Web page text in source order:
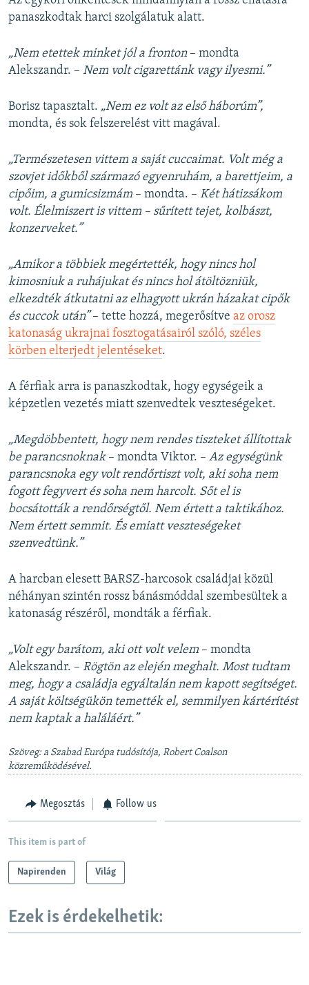
panaszkodtak harci szolgálatuk alatt.
„Nem etettek minket jól a fronton– mondta
Alekszandr. – Nem volt cigarettánk vagy ilyesmi.”
Borisz tapasztalt. „Nem ez volt az első háborúm”,
mondta, és sok felszerelést vitt magával.
„Természetesen vittem a saját cuccaimat. Volt még a
szovjet időkből származó egyenruhám, a barettjeim, a
cipőim, a gumicsizmám – mondta. – Két hátizsákom
volt. Élelmiszert is vittem – sűrített tejet, kolbászt,
konzerveket.”
„Amikor a többiek megértették, hogy nincs hol
kimosniuk a ruhájukat és nincs hol átöltözniük,
elkezdték átkutatni az elhagyott ukrán házakat cipők
és cuccok után”– tette hozzá, megerősítve az orosz
katonaság ukrajnai fosztogatásairól szóló, széles
körben elterjedt jelentéseket.
A férfiak arra is panaszkodtak, hogy egységeik a
képzetlen vezetés miatt szenvedtek veszteségeket.
„Megdöbbentett, hogy nem rendes tiszteket állítottak
be parancsnoknak– mondta Viktor. – Az egységünk
parancsnoka egy volt rendőrtiszt volt, aki soha nem
fogott fegyvert és soha nem harcolt. Sőt el is
bocsátották a rendőrségtől. Nem értett a taktikához.
Nem értett semmit. És emiatt veszteségeket
szenvedtünk.”
A harcban elesett BARSZ-harcosok családjai közül
néhányan szintén rossz bánásmóddal szembesültek a
katonaság részéről, mondták a férfiak.
„Volt egy barátom, aki ott volt velem – mondta
Alekszandr. – Rögtön az elején meghalt. Most tudtam
meg, hogy a családja egyáltalán nem kapott segítséget.
A saját költségükön temették el, semmilyen kártérítést
nem kaptak a haláláért.”
Szöveg: a Szabad Európa tudósítója, Robert Coalson
közreműködésével.
Megosztás Follow us
This item is part of
Napirenden Világ
Ezek is érdekelhetik: